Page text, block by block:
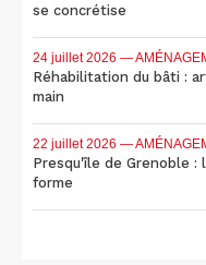
se concrétise
24 juillet 2026 —
Réhabilitation du bâti :
main
22 juillet 2026 —
Presqu'île de Grenoble :
forme